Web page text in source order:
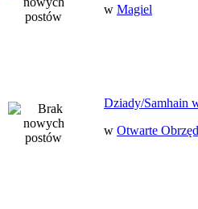
w Magiel
Dziady/Samhain
w Otwarte